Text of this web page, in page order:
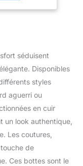
séduisent
Disponibles
styles
aguerri ou
en cuir
un look authentique,
Les coutures,
de
Ces bottes sont le